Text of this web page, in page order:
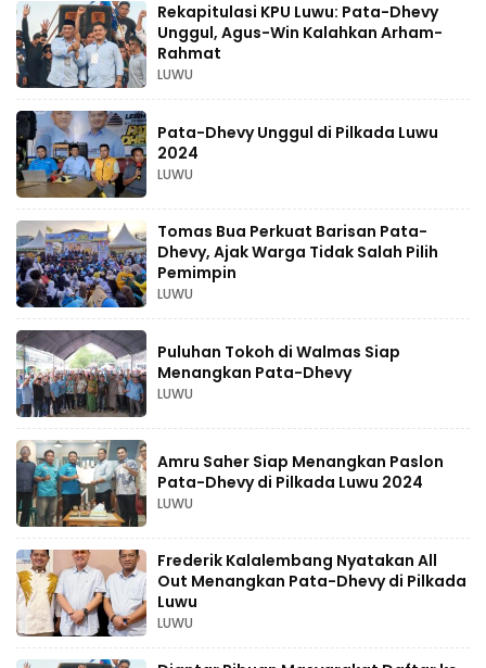
Rekapitulasi KPU Luwu: Pata-Dhevy
Unggul, Agus-Win Kalahkan Arham-
Rahmat
LUWU
Pata-Dhevy Unggul di Pilkada Luwu
2024
LUWU
Tomas Bua Perkuat Barisan Pata-
Dhevy, Ajak Warga Tidak Salah Pilih
Pemimpin
LUWU
Puluhan Tokoh di Walmas Siap
Menangkan Pata-Dhevy
LUWU
Amru Saher Siap Menangkan Paslon
Pata-Dhevy di Pilkada Luwu 2024
LUWU
Frederik Kalalembang Nyatakan All
Out Menangkan Pata-Dhevy di Pilkada
Luwu
LUWU